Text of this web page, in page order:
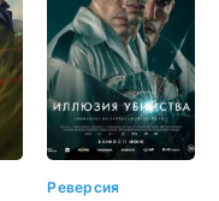
Реверсия